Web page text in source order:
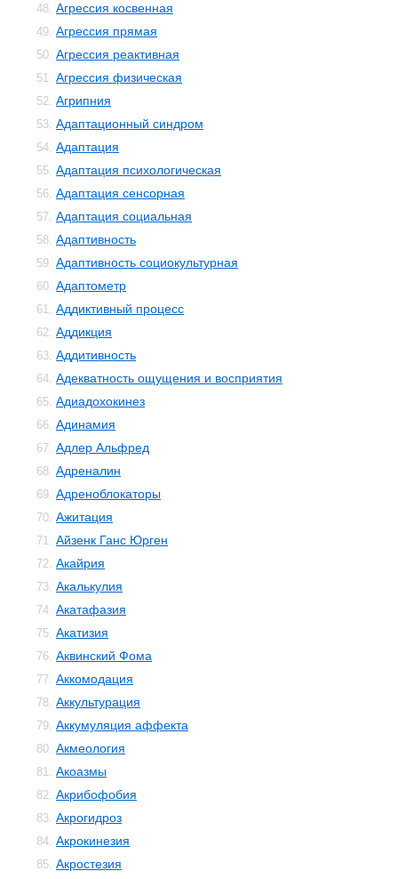
48. Агрессия косвенная
49. Агрессия прямая
50. Агрессия реактивная
51. Агрессия физическая
52. Агрипния
53. Адаптационный синдром
54. Адаптация
55. Адаптация психологическая
56. Адаптация сенсорная
57. Адаптация социальная
58. Адаптивность
59. Адаптивность социокультурная
60. Адаптометр
61. Аддиктивный процесс
62. Аддикция
63. Аддитивность
64. Адекватность ощущения и восприятия
65. Адиадохокинез
66. Адинамия
67. Адлер Альфред
68. Адреналин
69. Адреноблокаторы
70. Ажитация
71. Айзенк Ганс Юрген
72. Акайрия
73. Акалькулия
74. Акатафазия
75. Акатизия
76. Аквинский Фома
77. Аккомодация
78. Аккультурация
79. Аккумуляция аффекта
80. Акмеология
81. Акоазмы
82. Акрибофобия
83. Акрогидроз
84. Акрокинезия
85. Акростезия